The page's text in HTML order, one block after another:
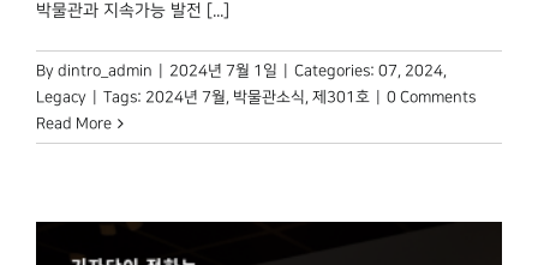
박물관과 지속가능 발전 [...]
By dintro_admin 2024년 7월 1일 Categories: 07, 2024,
Legacy
Tags: 2024년 7월, 박물관소식, 제301호
0 Comments
Read More